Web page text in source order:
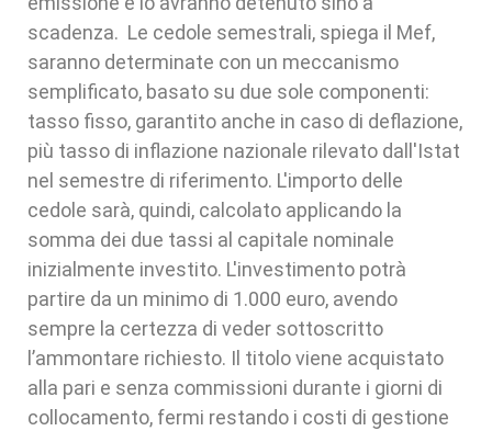
scadenza. Le cedole semestrali, spiega il Mef,
saranno determinate con un meccanismo
semplificato, basato su due sole componenti:
tasso fisso, garantito anche in caso di deflazione,
più tasso di inflazione nazionale rilevato dall'Istat
nel semestre di riferimento. L'importo delle
cedole sarà, quindi, calcolato applicando la
somma dei due tassi al capitale nominale
inizialmente investito. L'investimento potrà
partire da un minimo di 1.000 euro, avendo
sempre la certezza di veder sottoscritto
l’ammontare richiesto. Il titolo viene acquistato
alla pari e senza commissioni durante i giorni di
collocamento, fermi restando i costi di gestione